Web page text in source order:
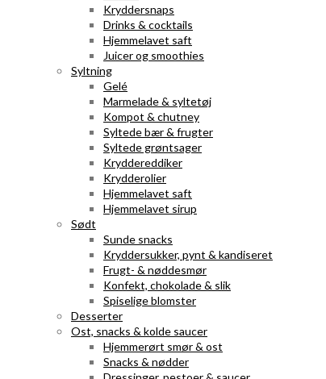
Kryddersnaps
Drinks & cocktails
Hjemmelavet saft
Juicer og smoothies
Syltning
Gelé
Marmelade & syltetøj
Kompot & chutney
Syltede bær & frugter
Syltede grøntsager
Kryddereddiker
Krydderolier
Hjemmelavet saft
Hjemmelavet sirup
Sødt
Sunde snacks
Kryddersukker, pynt & kandiseret
Frugt- & nøddesmør
Konfekt, chokolade & slik
Spiselige blomster
Desserter
Ost, snacks & kolde saucer
Hjemmerørt smør & ost
Snacks & nødder